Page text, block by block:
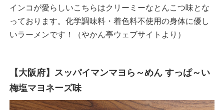
インコが愛らしいこちらはクリーミーなとんこつ味とな
っております。化学調味料・着色料不使用の身体に優し
いラーメンです！（やかん亭ウェブサイトより）
【大阪府】スッパイマンマヨら～めん すっぱ～い
梅塩マヨネーズ味